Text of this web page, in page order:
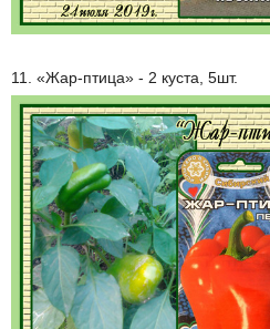
11. «Жар-птица» - 2 куста, 5шт.